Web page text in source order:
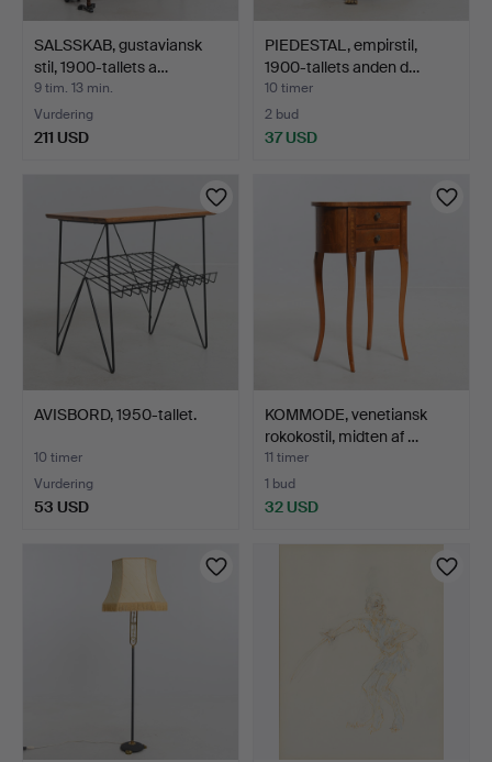
SALSSKAB, gustaviansk
stil, 1900-tallets a…
9 tim. 13 min.
Vurdering
211 USD
PIEDESTAL, empirstil,
1900-tallets anden d…
10 timer
2 bud
37 USD
AVISBORD, 1950-tallet.
10 timer
Vurdering
53 USD
KOMMODE, venetiansk
rokokostil, midten af …
11 timer
1 bud
32 USD